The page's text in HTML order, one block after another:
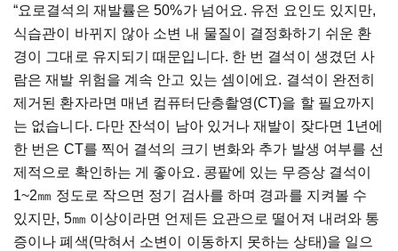
“요로결석의 재발률은 50%가 넘어요. 유전 요인도 있지만,
식습관이 바뀌지 않아 소변 내 물질이 결정화하기 쉬운 환
경이 그대로 유지되기 때문입니다. 한 번 결석이 생겼던 사
람은 재발 위험을 계속 안고 있는 셈이에요. 결석이 완전히
제거된 환자라면 매년 컴퓨터단층촬영(CT)을 할 필요까지
는 없습니다. 다만 잔석이 남아 있거나 재발이 잦다면 1년에
한 번은 CT를 찍어 결석의 크기 변화와 추가 발생 여부를 선
제적으로 확인하는 게 좋아요. 콩팥에 있는 무증상 결석이
1~2㎜ 정도로 작으면 정기 검사를 하며 경과를 지켜볼 수
있지만, 5㎜ 이상이라면 언제든 요관으로 떨어져 내려와 통
증이나 폐색(막혀서 소변이 이동하지 못하는 상태)을 일으